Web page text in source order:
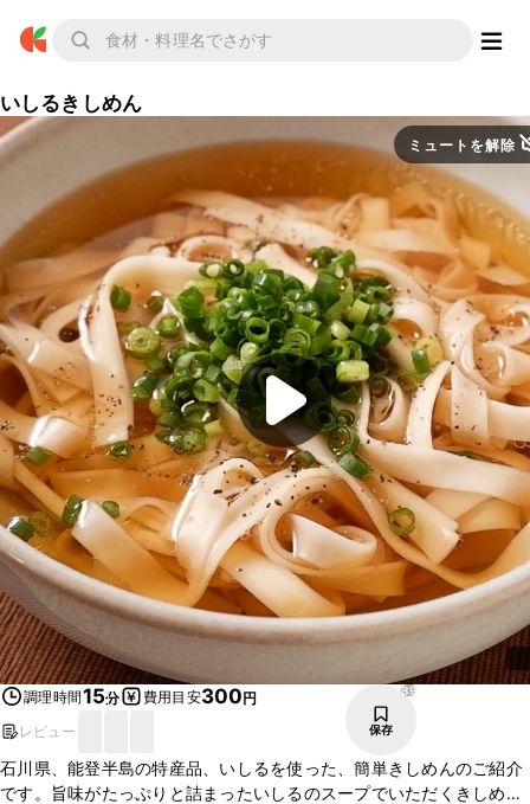
いしるきしめん
ミュートを解除
調理時間15分 費用目安300円
レビュー
89
保存
石川県、能登半島の特産品、いしるを使った、簡単きしめんのご紹介
です。旨味がたっぷりと詰まったいしるのスープでいただくきしめん